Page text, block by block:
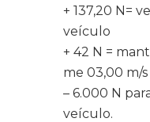
+ 137,20 N=
veículo
+ 42 N =
me 03,00 m/s
– 6.000 N
veículo.